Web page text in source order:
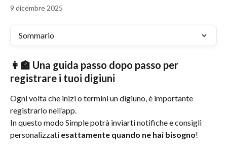
9 dicembre 2025
Sommario
👩‍🏫 Una guida passo dopo passo per
registrare i tuoi digiuni
Ogni volta che inizi o termini un digiuno, è importante
registrarlo nell’app.
In questo modo Simple potrà inviarti notifiche e consigli
personalizzati esattamente quando ne hai bisogno!